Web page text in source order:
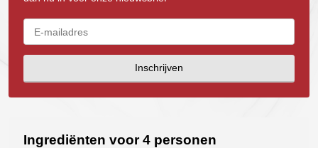
Inschrijven
Ingrediënten voor 4 personen